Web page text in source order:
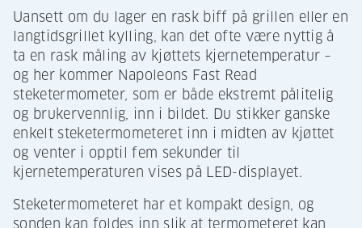
Uansett om du lager en rask biff på grillen eller en
langtidsgrillet kylling, kan det ofte være nyttig å
ta en rask måling av kjøttets kjernetemperatur –
og her kommer Napoleons Fast Read
steketermometer, som er både ekstremt pålitelig
og brukervennlig, inn i bildet. Du stikker ganske
enkelt steketermometeret inn i midten av kjøttet
og venter i opptil fem sekunder til
kjernetemperaturen vises på LED-displayet.
Steketermometeret har et kompakt design, og
sonden kan foldes inn slik at termometeret kan